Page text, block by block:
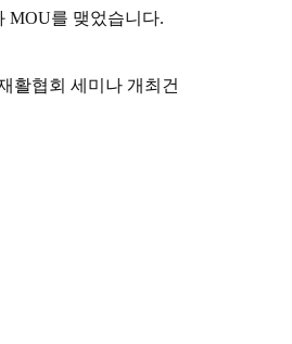
MOU를 맺었습니다.
활협회 세미나 개최건